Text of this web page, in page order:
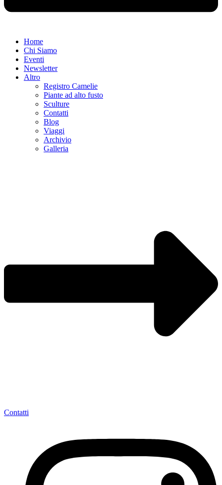
Home
Chi Siamo
Eventi
Newsletter
Altro
Registro Camelie
Piante ad alto fusto
Sculture
Contatti
Blog
Viaggi
Archivio
Galleria
Contatti